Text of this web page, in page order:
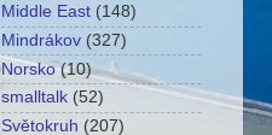
Middle East (148)
Mindrákov (327)
Norsko (10)
smalltalk (52)
Světokruh (207)